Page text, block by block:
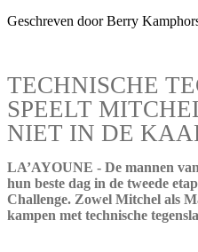
Geschreven door Berry
TECHNISCHE
SPEELT
NIET IN DE
LA’AYOUNE - De mannen
hun beste dag in de tweede
Challenge. Zowel Mitchel als
kampen met technische